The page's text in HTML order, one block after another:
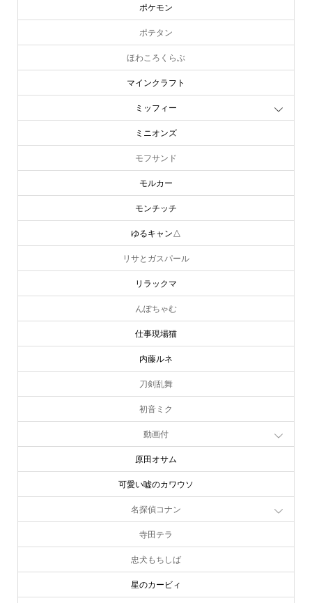
ポケモン
ポテタン
ほわころくらぶ
マインクラフト
ミッフィー
ミニオンズ
モフサンド
モルカー
モンチッチ
ゆるキャン△
リサとガスパール
リラックマ
んぽちゃむ
仕事現場猫
内藤ルネ
刀剣乱舞
初音ミク
動画付
原田オサム
可愛い嘘のカワウソ
名探偵コナン
寺田テラ
忠犬もちしば
星のカービィ